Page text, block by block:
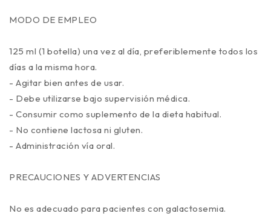
MODO DE EMPLEO
125 ml (1 botella) una vez al día, preferiblemente todos los
días a la misma hora.
- Agitar bien antes de usar.
- Debe utilizarse bajo supervisión médica.
- Consumir como suplemento de la dieta habitual.
- No contiene lactosa ni gluten.
- Administración vía oral.
PRECAUCIONES Y ADVERTENCIAS
No es adecuado para pacientes con galactosemia.